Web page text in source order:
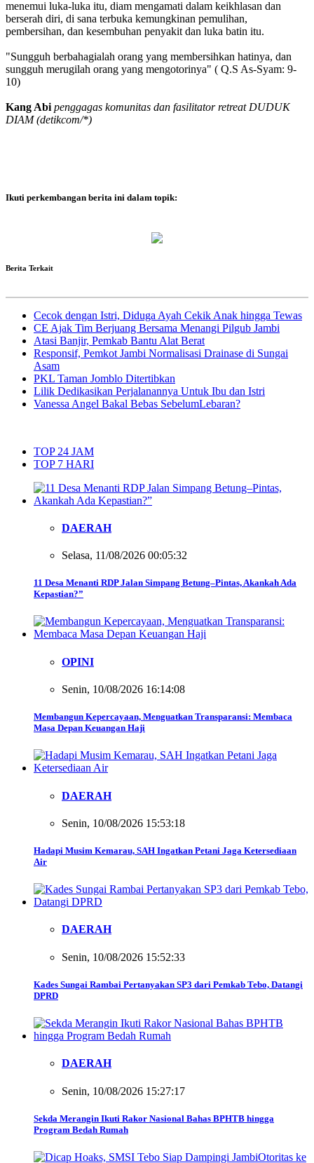
menemui luka-luka itu, diam mengamati dalam keikhlasan dan
berserah diri, di sana terbuka kemungkinan pemulihan,
pembersihan, dan kesembuhan penyakit dan luka batin itu.
"Sungguh berbahagialah orang yang membersihkan hatinya, dan
sungguh merugilah orang yang mengotorinya" ( Q.S As-Syam: 9-
10)
Kang Abi penggagas komunitas dan fasilitator retreat DUDUK
DIAM (detikcom/*)
Ikuti perkembangan berita ini dalam topik:
Berita Terkait
Cecok dengan Istri, Diduga Ayah Cekik Anak hingga Tewas
CE Ajak Tim Berjuang Bersama Menangi Pilgub Jambi
Atasi Banjir, Pemkab Bantu Alat Berat
Responsif, Pemkot Jambi Normalisasi Drainase di Sungai
Asam
PKL Taman Jomblo Ditertibkan
Lilik Dedikasikan Perjalanannya Untuk Ibu dan Istri
Vanessa Angel Bakal Bebas SebelumLebaran?
TOP 24 JAM
TOP 7 HARI
DAERAH
Selasa, 11/08/2026 00:05:32
11 Desa Menanti RDP Jalan Simpang Betung–Pintas, Akankah Ada
Kepastian?”
OPINI
Senin, 10/08/2026 16:14:08
Membangun Kepercayaan, Menguatkan Transparansi: Membaca
Masa Depan Keuangan Haji
DAERAH
Senin, 10/08/2026 15:53:18
Hadapi Musim Kemarau, SAH Ingatkan Petani Jaga Ketersediaan
Air
DAERAH
Senin, 10/08/2026 15:52:33
Kades Sungai Rambai Pertanyakan SP3 dari Pemkab Tebo, Datangi
DPRD
DAERAH
Senin, 10/08/2026 15:27:17
Sekda Merangin Ikuti Rakor Nasional Bahas BPHTB hingga
Program Bedah Rumah